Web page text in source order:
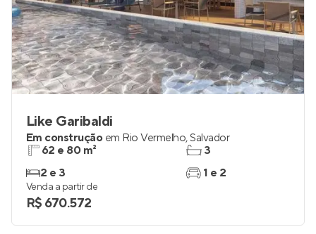
Like Garibaldi
Em construção em Rio Vermelho,Salvador
62 e 80 m²
2 e 3
3
1 e 2
Venda a partir de
R$ 670.572